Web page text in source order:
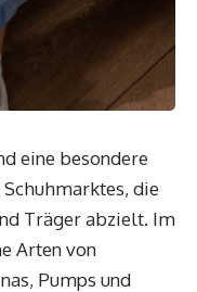
eine besondere
die
Träger abzielt. Im
Arten von
Pumps und